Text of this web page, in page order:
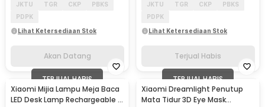
JKTU
TGR CKP
PBKS
PDPK
Lihat Ketersediaan Stok
Akan Datang
JKTU
TGR CKP
PBKS
PDPK
Lihat Ketersediaan Stok
Terjual Habis
TERJUAL HABIS
Xiaomi Mijia Lampu Meja Baca
LED Desk Lamp Rechargeable 3
TERJUAL HABIS
Xiaomi Dreamlight Penutup
Mata Tidur 3D Eye Mask